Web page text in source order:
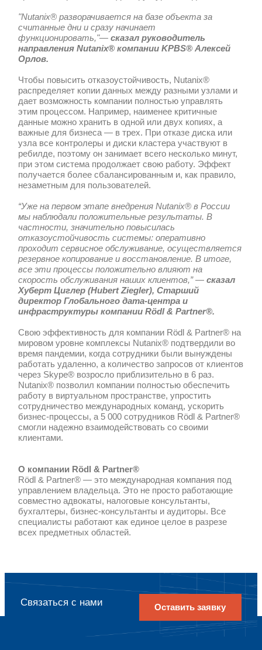
виртуальная платформа, решения о
архитектуре принимались
взаимодействие между офисами
единое корпоративное облако.
сотрудники сейчас имеют
офисах компании по всему миру без
препятствий. Сегодня в каждом
получить доступ к необходимым
корпоративное облако“-
Вольф (IngoWolf), директор по
Компания Rödl & Partner® стремится
самые современные технологии,
улучшать услуги для своих
компания приняла решение
виртуальную систему, которая
мире как единый механизм. Система
позволяя решить эту задачу
эффективно.
Для компании Rödl & Partner® так же
предоставлять услуги клиентам. На
классической архитектуры уходили
персоналу приходилось тратить
"Nutanix® разворачивается на базе
считанные дни и сразу начинает
функционировать,"—сказал
направления Nutanix® компании
Орлов.
Чтобы повысить
распределяет копии данных между
дает возможность компании
этим процессом. Например, наименее
данные можно хранить в одной или